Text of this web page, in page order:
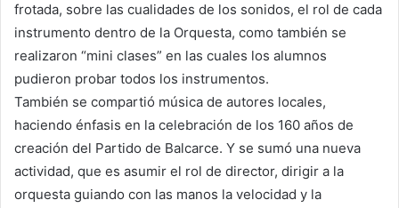
frotada, sobre las cualidades de los sonidos, el rol de cada
instrumento dentro de la Orquesta, como también se
realizaron “mini clases” en las cuales los alumnos
pudieron probar todos los instrumentos.
También se compartió música de autores locales,
haciendo énfasis en la celebración de los 160 años de
creación del Partido de Balcarce. Y se sumó una nueva
actividad, que es asumir el rol de director, dirigir a la
orquesta guiando con las manos la velocidad y la